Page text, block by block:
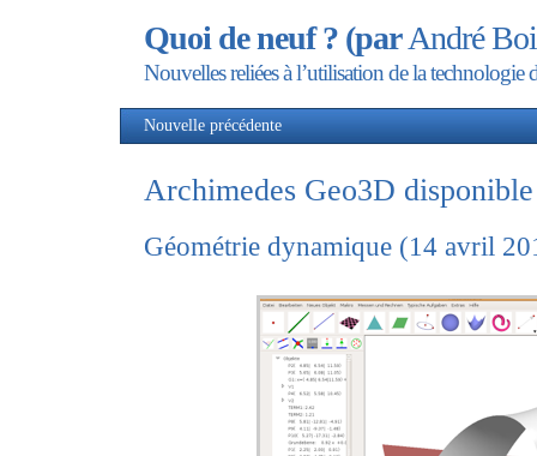
Quoi de neuf ? (parAndré
Nouvelles reliées à l’utilisation de la technologie
Nouvelle précédente
Archimedes Geo3D
Géométrie dynamique (14 avril